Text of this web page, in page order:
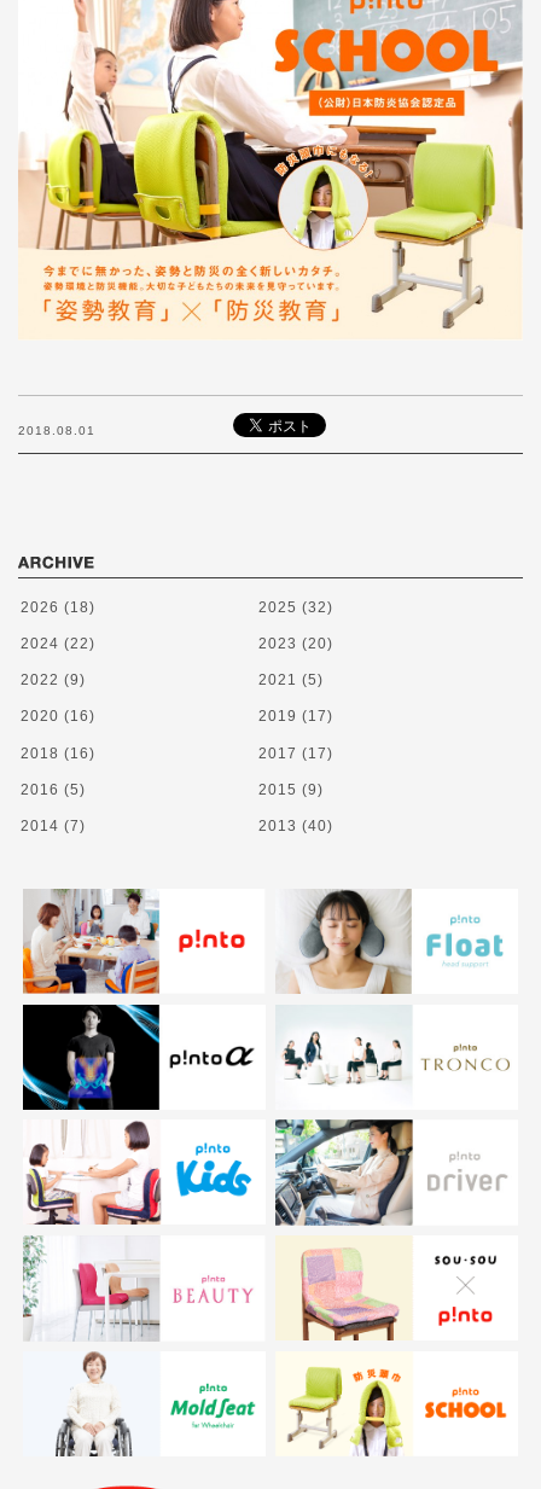
2018.08.01
2026 (18) 2025 (32)
2024 (22) 2023 (20)
2022 (9) 2021 (5)
2020 (16) 2019 (17)
2018 (16) 2017 (17)
2016 (5) 2015 (9)
2014 (7) 2013 (40)